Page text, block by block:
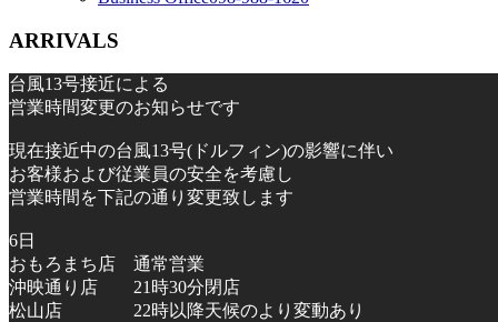
ARRIVALS
台風13号接近による
営業時間変更のお知らせです
現在接近中の台風13号(ドルフィン)の影響に伴い
お客様および従業員の安全を考慮し
営業時間を下記の通り変更致します
6日
おもろまち店 通常営業
沖映通り店 21時30分閉店
松山店 22時以降天候のより変動あり